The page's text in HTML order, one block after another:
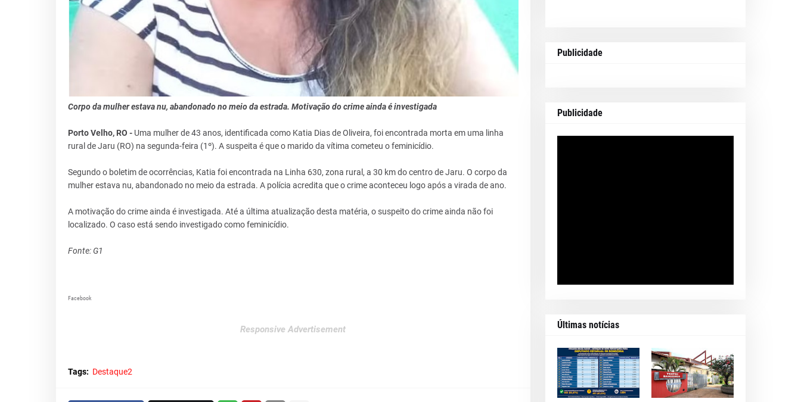
Corpo da mulher estava nu, abandonado no meio da estrada. Motivação do crime ainda é investigada
Porto Velho, RO - Uma mulher de 43 anos, identificada como Katia Dias de Oliveira, foi encontrada morta em uma linha
rural de Jaru (RO) na segunda-feira (1º). A suspeita é que o marido da vítima cometeu o feminicídio.
Segundo o boletim de ocorrências, Katia foi encontrada na Linha 630, zona rural, a 30 km do centro de Jaru. O corpo da
mulher estava nu, abandonado no meio da estrada. A polícia acredita que o crime aconteceu logo após a virada de ano.
A motivação do crime ainda é investigada. Até a última atualização desta matéria, o suspeito do crime ainda não foi
localizado. O caso está sendo investigado como feminicídio.
Fonte: G1
Facebook
Responsive Advertisement
Tags: Destaque2
Publicidade
Publicidade
Últimas notícias